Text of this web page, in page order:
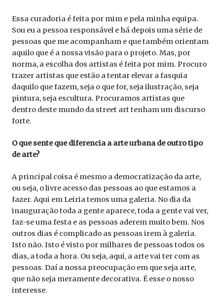
Essa curadoria é feita por mim e pela minha equipa.
Sou eu a pessoa responsável e há depois uma série de
pessoas que me acompanham e que também orientam
aquilo que é a nossa visão para o projeto. Mas, por
norma, a escolha dos artistas é feita por mim. Procuro
trazer artistas que estão a tentar elevar a fasquia
daquilo que fazem, seja o que for, seja ilustração, seja
pintura, seja escultura. Procuramos artistas que
dentro deste mundo da street art tenham um discurso
forte.
O que sente que diferencia a arte urbana de outro tipo
de arte?
A principal coisa é mesmo a democratização da arte,
ou seja, o livre acesso das pessoas ao que estamos a
fazer. Aqui em Leiria temos uma galeria. No dia da
inauguração toda a gente aparece, toda a gente vai ver,
faz-se uma festa e as pessoas aderem muito bem. Nos
outros dias é complicado as pessoas irem à galeria.
Isto não. Isto é visto por milhares de pessoas todos os
dias, a toda a hora. Ou seja, aqui, a arte vai ter com as
pessoas. Daí a nossa preocupação em que seja arte,
que não seja meramente decorativa. É esse o nosso
interesse.